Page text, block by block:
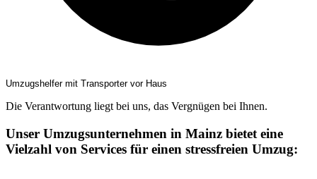
Umzugshelfer mit Transporter vor Haus
Die Verantwortung liegt bei uns, das Vergnügen bei Ihnen.
Unser Umzugsunternehmen in Mainz bietet eine
Vielzahl von Services für einen stressfreien Umzug: